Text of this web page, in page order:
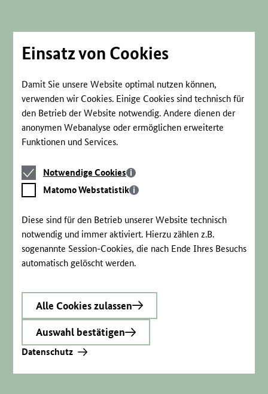
Einsatz von Cookies
Damit Sie unsere Website optimal nutzen können,
verwenden wir Cookies. Einige Cookies sind technisch für
den Betrieb der Website notwendig. Andere dienen der
anonymen Webanalyse oder ermöglichen erweiterte
Funktionen und Services.
Notwendige
Cookies
Notwendige Cookies
Matomo
Webstatistik
Matomo Webstatistik
Diese sind für den Betrieb unserer Website technisch
notwendig und immer aktiviert. Hierzu zählen z.B.
sogenannte Session-Cookies, die nach Ende Ihres Besuchs
automatisch gelöscht werden.
Alle Cookies zulassen
Auswahl bestätigen
Datenschutz